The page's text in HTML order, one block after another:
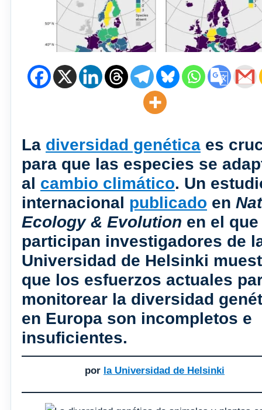
La diversidad genética es
para que las especies se
al cambio climático. Un
internacional publicado en
Ecology & Evolution en el que
participan investigadores de
Universidad de Helsinki
que los esfuerzos actuales
monitorear la diversidad
en Europa son incompletos e
insuficientes.
por la Universidad de Helsinki